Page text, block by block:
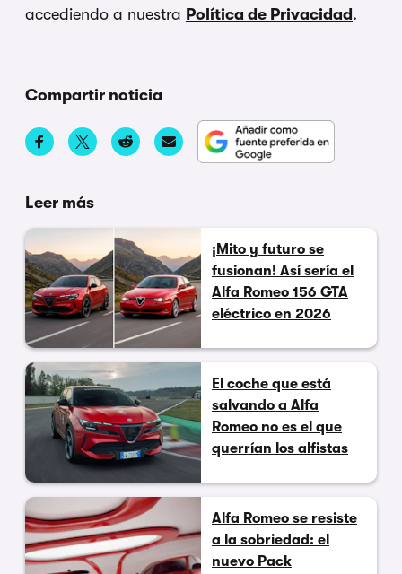
accediendo a nuestra Política de Privacidad .
Compartir noticia
Leer más
¡Mito y futuro se
fusionan! Así sería el
Alfa Romeo 156 GTA
eléctrico en 2026
El coche que está
salvando a Alfa
Romeo no es el que
querrían los alfistas
Alfa Romeo se resiste
a la sobriedad: el
nuevo Pack